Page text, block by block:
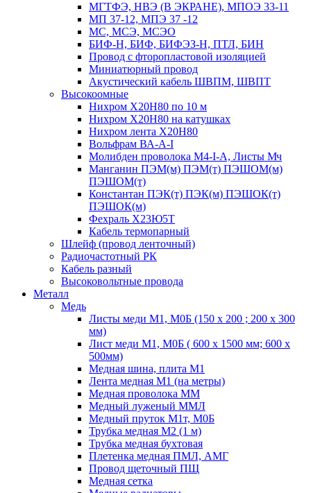
МГТФЭ, НВЭ (В ЭКРАНЕ), МПОЭ 33-11
МП 37-12, МПЭ 37 -12
МС, МСЭ, МСЭО
БИФ-Н, БИФ, БИФЭЗ-Н, ПТЛ, БИН
Провод с фторопластовой изоляцией
Миниатюрный провод
Акустический кабель ШВПМ, ШВПТ
Высокоомные
Нихром Х20Н80 по 10 м
Нихром Х20Н80 на катушках
Нихром лента Х20Н80
Вольфрам ВА-А-I
Молибден проволока М4-I-А, Листы Мч
Манганин ПЭМ(м) ПЭМ(т) ПЭШОМ(м)
ПЭШОМ(т)
Константан ПЭК(т) ПЭК(м) ПЭШОК(т)
ПЭШОК(м)
Фехраль Х23Ю5Т
Кабель термопарный
Шлейф (провод ленточный)
Радиочастотный РК
Кабель разный
Высоковольтные провода
Металл
Медь
Листы меди М1, М0Б (150 х 200 ; 200 х 300
мм)
Лист меди М1, М0Б ( 600 х 1500 мм; 600 х
500мм)
Медная шина, плита М1
Лента медная М1 (на метры)
Медная проволока ММ
Медный луженый ММЛ
Медный пруток М1т, М0Б
Трубка медная М2 (1 м)
Трубка медная бухтовая
Плетенка медная ПМЛ, АМГ
Провод щеточный ПЩ
Медная сетка